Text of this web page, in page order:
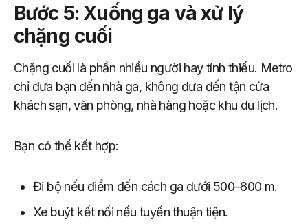
Bước 5: Xuống ga và xử lý
chặng cuối
Chặng cuối là phần nhiều người hay tính thiếu. Metro
chỉ đưa bạn đến nhà ga, không đưa đến tận cửa
khách sạn, văn phòng, nhà hàng hoặc khu du lịch.
Bạn có thể kết hợp:
Đi bộ nếu điểm đến cách ga dưới 500–800 m.
Xe buýt kết nối nếu tuyến thuận tiện.